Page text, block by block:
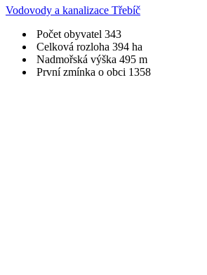
Vodovody a kanalizace Třebíč
Počet obyvatel 343
Celková rozloha 394 ha
Nadmořská výška 495 m
První zmínka o obci 1358